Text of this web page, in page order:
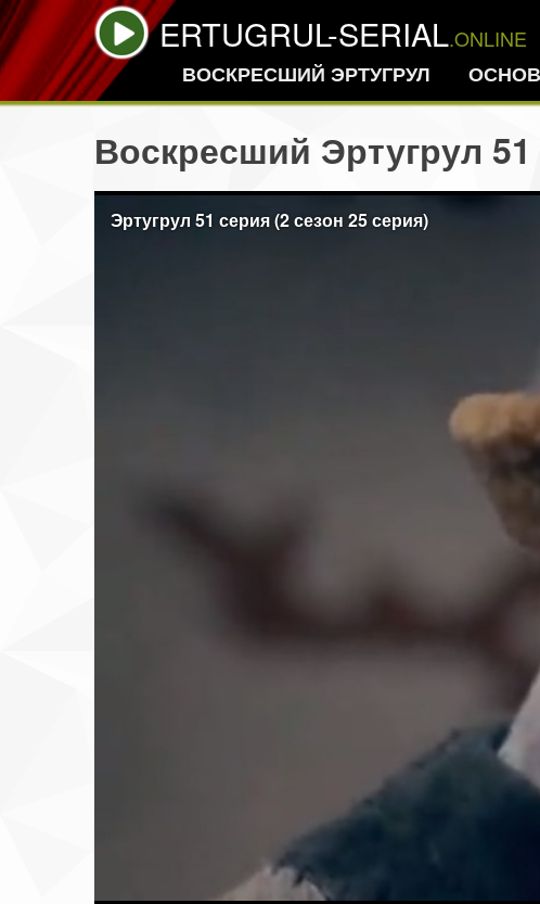
ERTUGRUL-SERIAL.ONLINE
ВОСКРЕСШИЙ ЭРТУГРУЛ
Воскресший Эртугрул
Эртугрул 51 серия (2 сезон 25 серия)